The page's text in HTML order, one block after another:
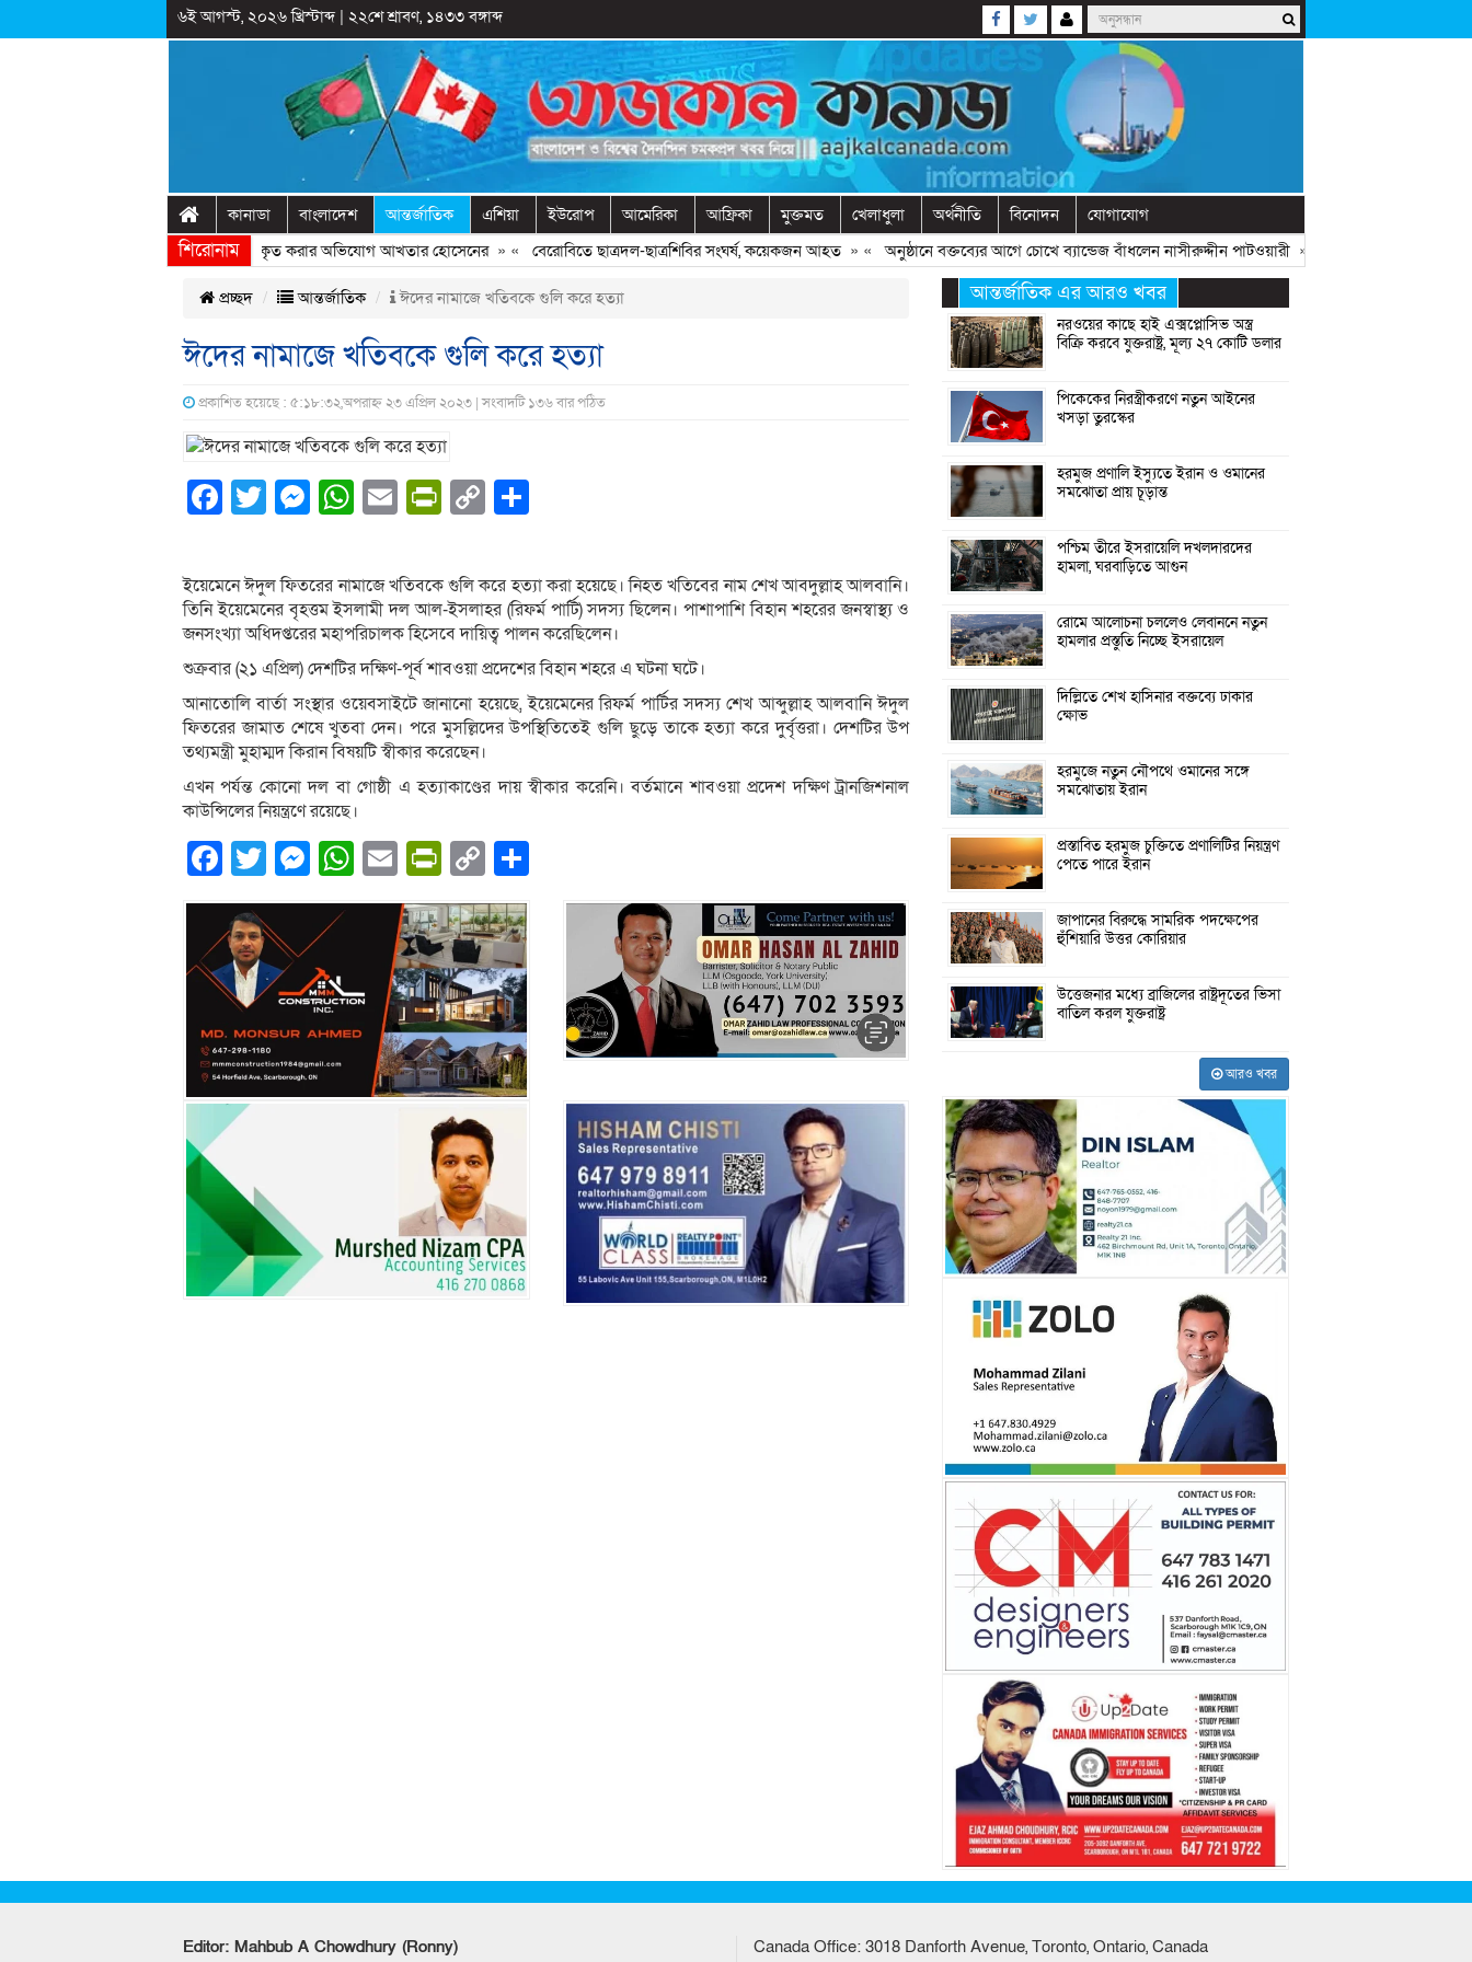
৬ই আগস্ট, ২০২৬ খ্রিস্টাব্দ| ২২শে শ্রাবণ, ১৪৩৩ বঙ্গাব্দ
কানাডা বাংলাদেশ আন্তর্জাতিক এশিয়া ইউরোপ আমেরিকা আফ্রিকা মুক্তমত খেলাধুলা অর্থনীতি বিনোদন যোগাযোগ
শিরোনাম
অনুষ্ঠানের প্রামাণ্যচিত্রে ইতিহাস বিকৃত করার অভিযোগ আখতার হোসেনের» «বেরোবিতে ছাত্রদল-ছাত্রশিবির সংঘর্ষ, কয়েকজন আহত» «অনুষ্ঠানে বক্তব্যের আগে চোখে ব্যান্ডেজ বাঁধলেন নাসীরুদ্দীন পাটওয়ারী» «
প্রচ্ছদ আন্তর্জাতিক ঈদের নামাজে খতিবকে গুলি করে হত্যা
ঈদের নামাজে খতিবকে গুলি করে হত্যা
প্রকাশিত হয়েছে : ৫:১৮:৩২,অপরাহ্ন ২৩ এপ্রিল ২০২৩ | সংবাদটি ১৩৬ বার পঠিত
Facebook
Twitter
Messenger
WhatsApp
EmailPrintFriendly
Copy
ইয়েমেনে ঈদুল ফিতরের নামাজে খতিবকে গুলি করে হত্যা করা হয়েছে। নিহত খতিবের নাম শেখ আবদুল্লাহ আলবানি।
তিনি ইয়েমেনের বৃহত্তম ইসলামী দল আল-ইসলাহর (রিফর্ম পার্টি) সদস্য ছিলেন। পাশাপাশি বিহান শহরের জনস্বাস্থ্য ও
জনসংখ্যা অধিদপ্তরের মহাপরিচালক হিসেবে দায়িত্ব পালন করেছিলেন।
শুক্রবার (২১ এপ্রিল) দেশটির দক্ষিণ-পূর্ব শাবওয়া প্রদেশের বিহান শহরে এ ঘটনা ঘটে।
আনাতোলি বার্তা সংস্থার ওয়েবসাইটে জানানো হয়েছে, ইয়েমেনের রিফর্ম পার্টির সদস্য শেখ আব্দুল্লাহ আলবানি ঈদুল
ফিতরের জামাত শেষে খুতবা দেন। পরে মুসল্লিদের উপস্থিতিতেই গুলি ছুড়ে তাকে হত্যা করে দুর্বৃত্তরা। দেশটির উপ
তথ্যমন্ত্রী মুহাম্মদ কিরান বিষয়টি স্বীকার করেছেন।
এখন পর্যন্ত কোনো দল বা গোষ্ঠী এ হত্যাকাণ্ডের দায় স্বীকার করেনি। বর্তমানে শাবওয়া প্রদেশ দক্ষিণ ট্রানজিশনাল
কাউন্সিলের নিয়ন্ত্রণে রয়েছে।
Facebook
Twitter
Messenger
WhatsApp
EmailPrintFriendly
Copy
Link
আন্তর্জাতিক এর আরও খবর
নরওয়ের কাছে হাই এক্সপ্লোসিভ অস্ত্র
বিক্রি করবে যুক্তরাষ্ট্র, মূল্য ২৭ কোটি ডলার
পিকেকের নিরস্ত্রীকরণে নতুন আইনের
খসড়া তুরস্কের
হরমুজ প্রণালি ইস্যুতে ইরান ও ওমানের
সমঝোতা প্রায় চূড়ান্ত
পশ্চিম তীরে ইসরায়েলি দখলদারদের
হামলা, ঘরবাড়িতে আগুন
রোমে আলোচনা চললেও লেবাননে নতুন
হামলার প্রস্তুতি নিচ্ছে ইসরায়েল
দিল্লিতে শেখ হাসিনার বক্তব্যে ঢাকার
ক্ষোভ
হরমুজে নতুন নৌপথে ওমানের সঙ্গে
সমঝোতায় ইরান
প্রস্তাবিত হরমুজ চুক্তিতে প্রণালিটির নিয়ন্ত্রণ
পেতে পারে ইরান
জাপানের বিরুদ্ধে সামরিক পদক্ষেপের
হুঁশিয়ারি উত্তর কোরিয়ার
উত্তেজনার মধ্যে ব্রাজিলের রাষ্ট্রদূতের ভিসা
বাতিল করল যুক্তরাষ্ট্র
আরও খবর
Editor: Mahbub A Chowdhury (Ronny)
Canada Office: 3018 Danforth Avenue, Toronto, Ontario, Canada